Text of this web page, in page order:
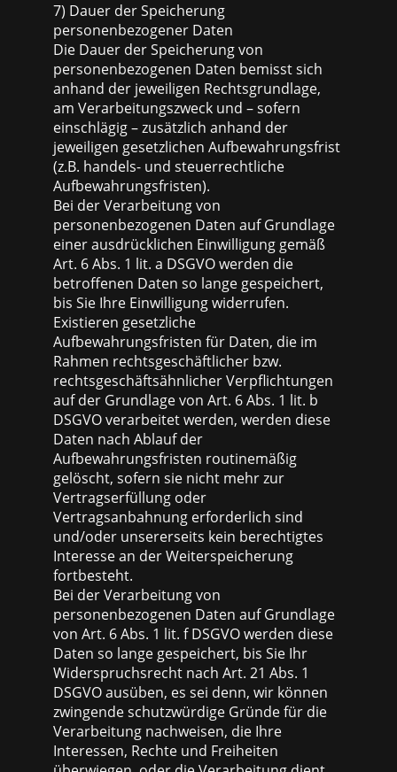
7) Dauer der Speicherung
personenbezogener Daten
Die Dauer der Speicherung von
personenbezogenen Daten bemisst sich
anhand der jeweiligen Rechtsgrundlage,
am Verarbeitungszweck und – sofern
einschlägig – zusätzlich anhand der
jeweiligen gesetzlichen Aufbewahrungsfrist
(z.B. handels- und steuerrechtliche
Aufbewahrungsfristen).
Bei der Verarbeitung von
personenbezogenen Daten auf Grundlage
einer ausdrücklichen Einwilligung gemäß
Art. 6 Abs. 1 lit. a DSGVO werden die
betroffenen Daten so lange gespeichert,
bis Sie Ihre Einwilligung widerrufen.
Existieren gesetzliche
Aufbewahrungsfristen für Daten, die im
Rahmen rechtsgeschäftlicher bzw.
rechtsgeschäftsähnlicher Verpflichtungen
auf der Grundlage von Art. 6 Abs. 1 lit. b
DSGVO verarbeitet werden, werden diese
Daten nach Ablauf der
Aufbewahrungsfristen routinemäßig
gelöscht, sofern sie nicht mehr zur
Vertragserfüllung oder
Vertragsanbahnung erforderlich sind
und/oder unsererseits kein berechtigtes
Interesse an der Weiterspeicherung
fortbesteht.
Bei der Verarbeitung von
personenbezogenen Daten auf Grundlage
von Art. 6 Abs. 1 lit. f DSGVO werden diese
Daten so lange gespeichert, bis Sie Ihr
Widerspruchsrecht nach Art. 21 Abs. 1
DSGVO ausüben, es sei denn, wir können
zwingende schutzwürdige Gründe für die
Verarbeitung nachweisen, die Ihre
Interessen, Rechte und Freiheiten